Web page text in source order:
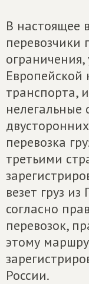
В настоящее
перевозчики
транспорта,
нелегальные
перевозка
третьими
везет груз
согласно
перевозок,
этому
России.